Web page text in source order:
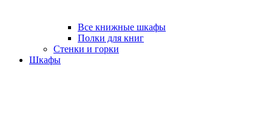
Все книжные шкафы
Полки для книг
Стенки и горки
Шкафы